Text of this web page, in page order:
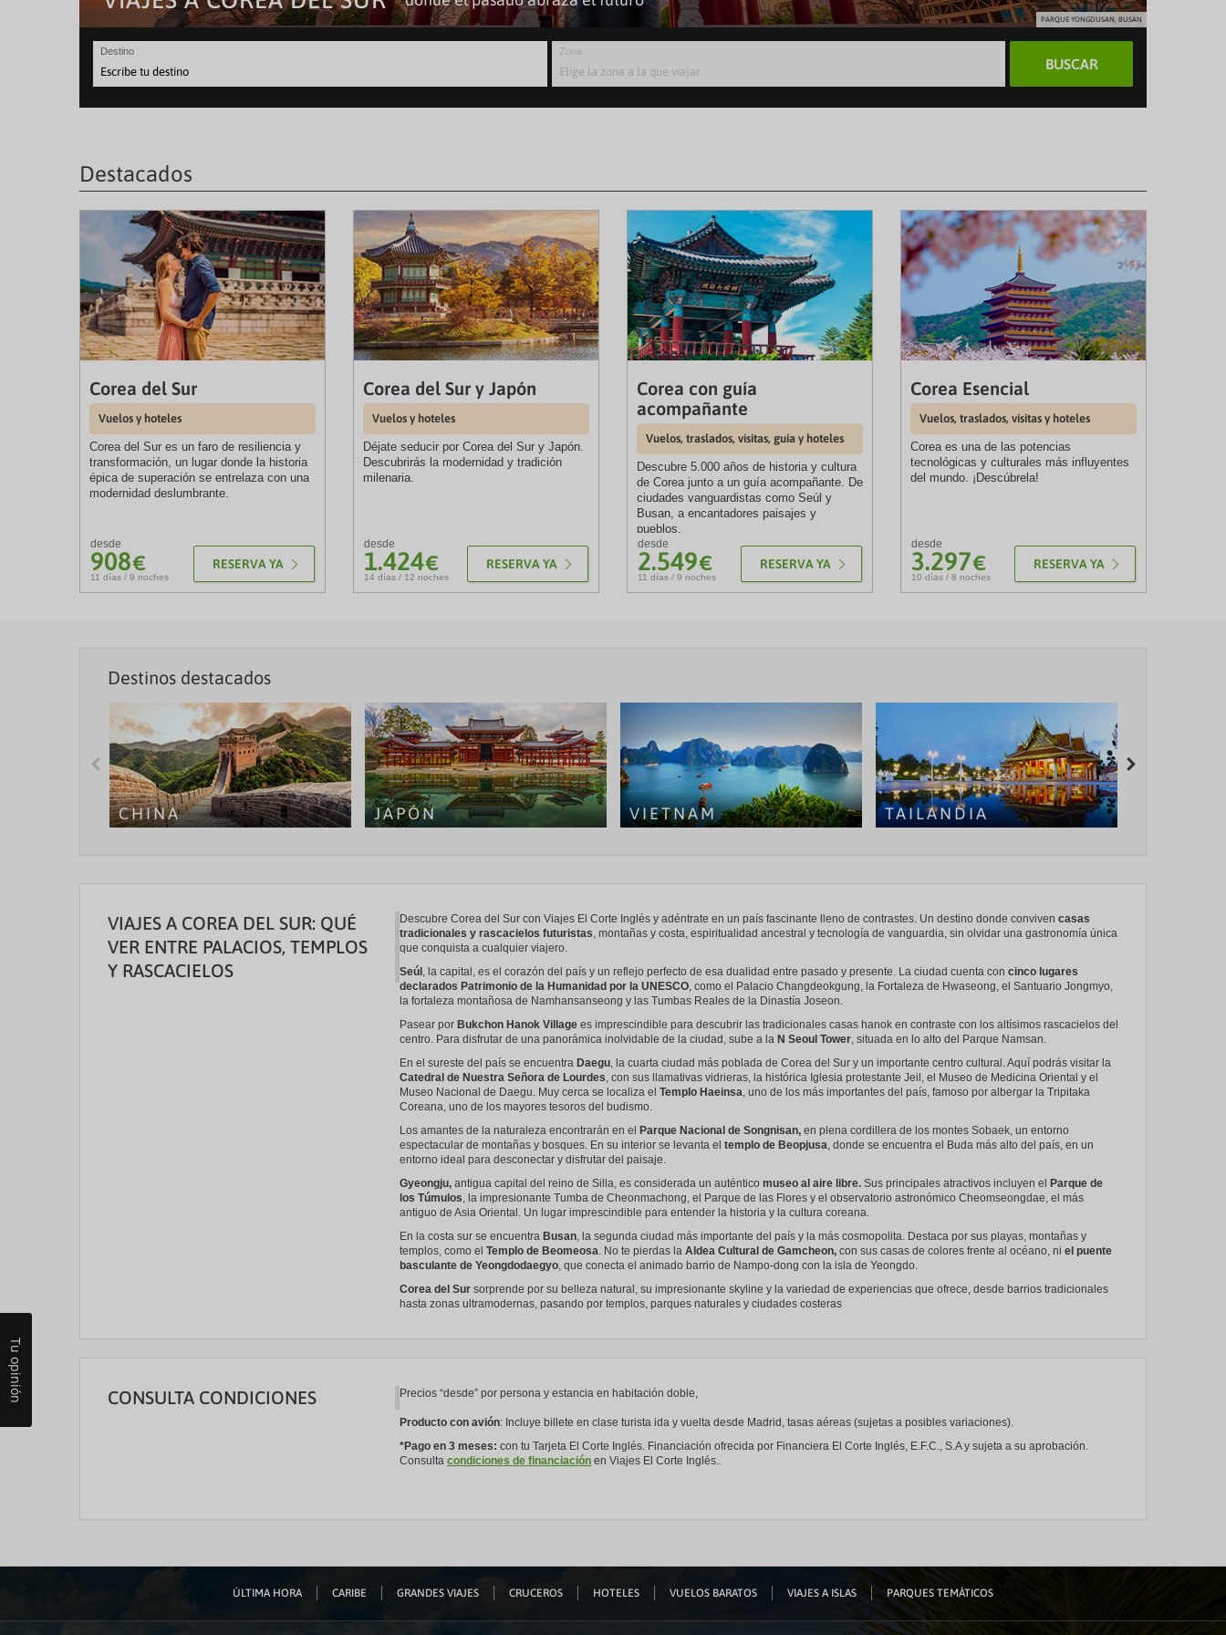
PARQUE YONGDUSAN, BUSAN
Destino Zona
BUSCAR
Destacados
Corea del Sur
Vuelos y hoteles
Corea del Sur es un faro de resiliencia y
transformación, un lugar donde la historia
épica de superación se entrelaza con una
modernidad deslumbrante.
desde
908€
11 días / 9 noches
RESERVA YA
Corea del Sur y Japón
Vuelos y hoteles
Déjate seducir por Corea del Sur y Japón.
Descubrirás la modernidad y tradición
milenaria.
desde
1.424€
14 días / 12 noches
RESERVA YA
Corea con guía
acompañante
Vuelos, traslados, visitas, guía y hoteles
Descubre 5.000 años de historia y cultura
de Corea junto a un guía acompañante. De
ciudades vanguardistas como Seúl y
Busan, a encantadores paisajes y
pueblos.
desde
2.549€
11 días / 9 noches
RESERVA YA
Corea Esencial
Vuelos, traslados, visitas y hoteles
Corea es una de las potencias
tecnológicas y culturales más influyentes
del mundo. ¡Descúbrela!
desde
3.297€
10 días / 8 noches
RESERVA YA
Destinos destacados
CHINA JAPÓN VIETNAM TAILANDIA
VIAJES A COREA DEL SUR: QUÉ
VER ENTRE PALACIOS, TEMPLOS
Y RASCACIELOS
Descubre Corea del Sur con Viajes El Corte Inglés y adéntrate en un país fascinante lleno de contrastes. Un destino donde conviven casas
tradicionales y rascacielos futuristas , montañas y costa, espiritualidad ancestral y tecnología de vanguardia, sin olvidar una gastronomía única
que conquista a cualquier viajero.
Seúl , la capital, es el corazón del país y un reflejo perfecto de esa dualidad entre pasado y presente. La ciudad cuenta con cinco lugares
declarados Patrimonio de la Humanidad por la UNESCO , como el Palacio Changdeokgung, la Fortaleza de Hwaseong, el Santuario Jongmyo,
la fortaleza montañosa de Namhansanseong y las Tumbas Reales de la Dinastía Joseon.
Pasear por Bukchon Hanok Village es imprescindible para descubrir las tradicionales casas hanok en contraste con los altísimos rascacielos del
centro. Para disfrutar de una panorámica inolvidable de la ciudad, sube a la N Seoul Tower , situada en lo alto del Parque Namsan.
En el sureste del país se encuentra Daegu , la cuarta ciudad más poblada de Corea del Sur y un importante centro cultural. Aquí podrás visitar la
Catedral de Nuestra Señora de Lourdes , con sus llamativas vidrieras, la histórica Iglesia protestante Jeil, el Museo de Medicina Oriental y el
Museo Nacional de Daegu. Muy cerca se localiza el Templo Haeinsa , uno de los más importantes del país, famoso por albergar la Tripitaka
Coreana, uno de los mayores tesoros del budismo.
Los amantes de la naturaleza encontrarán en el Parque Nacional de Songnisan, en plena cordillera de los montes Sobaek, un entorno
espectacular de montañas y bosques. En su interior se levanta el templo de Beopjusa , donde se encuentra el Buda más alto del país, en un
entorno ideal para desconectar y disfrutar del paisaje.
Gyeongju, antigua capital del reino de Silla, es considerada un auténtico museo al aire libre. Sus principales atractivos incluyen el Parque de
los Túmulos , la impresionante Tumba de Cheonmachong, el Parque de las Flores y el observatorio astronómico Cheomseongdae, el más
antiguo de Asia Oriental. Un lugar imprescindible para entender la historia y la cultura coreana.
En la costa sur se encuentra Busan , la segunda ciudad más importante del país y la más cosmopolita. Destaca por sus playas, montañas y
templos, como el Templo de Beomeosa . No te pierdas la Aldea Cultural de Gamcheon, con sus casas de colores frente al océano, ni el puente
basculante de Yeongdodaegyo , que conecta el animado barrio de Nampo-dong con la isla de Yeongdo.
Corea del Sur sorprende por su belleza natural, su impresionante skyline y la variedad de experiencias que ofrece, desde barrios tradicionales
hasta zonas ultramodernas, pasando por templos, parques naturales y ciudades costeras
CONSULTA CONDICIONES Precios “desde” por persona y estancia en habitación doble,
Producto con avión: Incluye billete en clase turista ida y vuelta desde Madrid, tasas aéreas (sujetas a posibles variaciones).
*Pago en 3 meses: con tu Tarjeta El Corte Inglés. Financiación ofrecida por Financiera El Corte Inglés, E.F.C., S.A y sujeta a su aprobación.
Consulta condiciones de financiación en Viajes El Corte Inglés..
ÚLTIMA HORA CARIBE GRANDES VIAJES CRUCEROS HOTELES VUELOS BARATOS VIAJES A ISLAS PARQUES TEMÁTICOS
Tu opinión